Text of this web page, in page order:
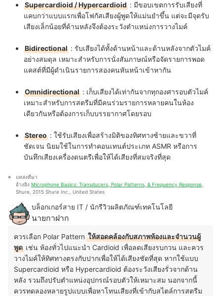
Supercardioid / Hypercardioid : มีขอบเขตการรับเสียงที่
แคบกว่าแบบแรกเพื่อโฟกัสเสียงผู้พูดให้แม่นยำขึ้น แต่จะมีจุดรับ
เสียงเล็กน้อยที่ด้านหลังจึงต้องระวังตำแหน่งการวางไมค์
Bidirectional : รับเสียงได้ทั้งด้านหน้าและด้านหลังจากตัวไมค์
อย่างสมดุล เหมาะสำหรับการนั่งสัมภาษณ์หรือจัดรายการพอด
แคสต์ที่มีผู้ดำเนินรายการสองคนหันหน้าเข้าหากัน
Omnidirectional : เก็บเสียงได้เท่ากันจากทุกองศารอบตัวไมค์
เหมาะสำหรับการสตรีมที่มีคนร่วมรายการหลายคนในห้อง
เดียวกันหรือต้องการเก็บบรรยากาศโดยรอบ
Stereo : ใช้รับเสียงเพื่อสร้างมิติของทิศทางซ้ายและขวาที่
ชัดเจน นิยมใช้ในการทำคอนเทนต์ประเภท ASMR หรือการ
บันทึกเสียงเครื่องดนตรีเพื่อให้ได้เสียงที่สมจริงที่สุด
แหล่งที่มา
อ้างอิง Microphone Basics: Transducers, Polar Patterns, & Frequency Response
Shure, 2015 Shure Inc., United States
บล็อกเกอร์สาย IT / นักรีวิวผลิตภัณฑ์เทคโนโลยี
นายกาฝาก
ควรเลือก Polar Pattern ให้สอดคล้องกับสภาพห้องและจำนวนผู้
พูด เช่น ห้องทั่วไปแนะนำ Cardioid เพื่อลดเสียงรบกวน และควร
วางไมค์ให้ทิศทางตรงกับปากเพื่อให้ได้เสียงชัดที่สุด หากใช้แบบ
Supercardioid หรือ Hypercardioid ต้องระวังเสียงรั่วจากด้าน
หลัง รวมถึงปรับตำแหน่งอุปกรณ์รอบตัวให้เหมาะสม นอกจากนี้
ควรทดลองหลายรูปแบบเพื่อหาโทนเสียงที่เข้ากับสไตล์การสตรีม